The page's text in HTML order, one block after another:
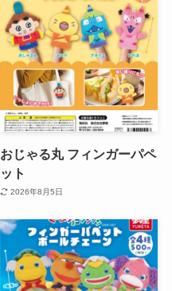
おじゃる丸 フィンガーパペ
ット
2026年8月5日